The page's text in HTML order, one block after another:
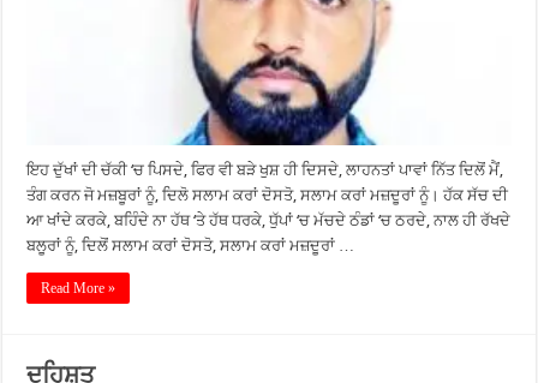
ਇਹ ਦੁੱਖਾਂ ਦੀ ਚੱਕੀ ‘ਚ ਪਿਸਦੇ, ਫਿਰ ਵੀ ਬੜੇ ਖੁਸ਼ ਹੀ ਦਿਸਦੇ, ਲਾਹਨਤਾਂ ਪਾਵਾਂ ਨਿੱਤ ਦਿਲੋਂ ਮੈਂ,
ਤੰਗ ਕਰਨ ਜੋ ਮਜ਼ਬੂਰਾਂ ਨੂੰ, ਦਿਲੋ ਸਲਾਮ ਕਰਾਂ ਦੋਸਤੋ, ਸਲਾਮ ਕਰਾਂ ਮਜ਼ਦੂਰਾਂ ਨੂੰ। ਹੱਕ ਸੱਚ ਦੀ
ਆ ਖਾਂਦੇ ਕਰਕੇ, ਬਹਿੰਦੇ ਨਾ ਹੱਥ ‘ਤੇ ਹੱਥ ਧਰਕੇ, ਧੁੱਪਾਂ ‘ਚ ਮੱਚਦੇ ਠੰਡਾਂ ‘ਚ ਠਰਦੇ, ਨਾਲ ਹੀ ਰੱਖਦੇ
ਬਲੂਰਾਂ ਨੂੰ, ਦਿਲੋਂ ਸਲਾਮ ਕਰਾਂ ਦੋਸਤੋ, ਸਲਾਮ ਕਰਾਂ ਮਜ਼ਦੂਰਾਂ …
Read More »
ਦਹਿਸ਼ਤ